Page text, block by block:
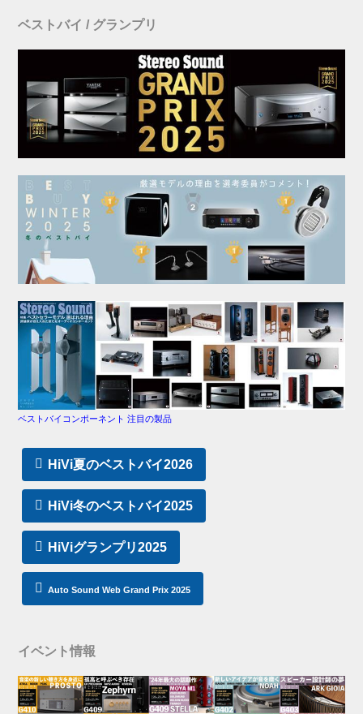
ベストバイ / グランプリ
ベストバイコンポーネント 注目の製品
HiVi夏のベストバイ2026
HiVi冬のベストバイ2025
HiViグランプリ2025
Auto Sound Web Grand Prix 2025
イベント情報